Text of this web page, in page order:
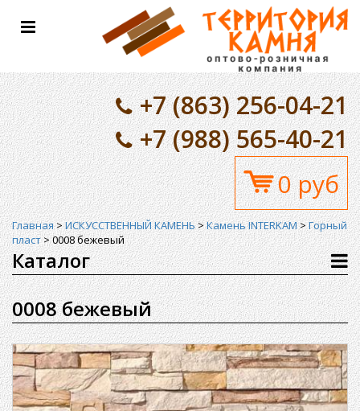
Toggle
+7 (863) 256-04-21
+7 (988) 565-40-21
0 руб
Главная>ИСКУССТВЕННЫЙ КАМЕНЬ>Камень INTERKAM>Горный
пласт>0008 бежевый
Каталог
0008 бежевый